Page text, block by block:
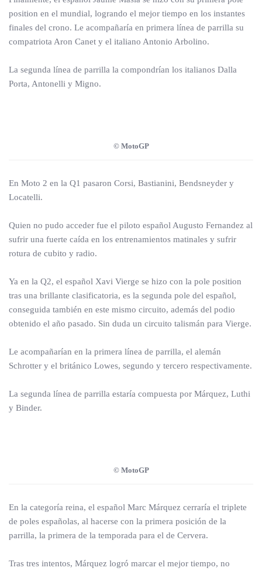
position en el mundial, logrando el mejor tiempo en los instantes
finales del crono. Le acompañaría en primera línea de parrilla su
compatriota Aron Canet y el italiano Antonio Arbolino.
La segunda línea de parrilla la compondrían los italianos Dalla
Porta, Antonelli y Migno.
© MotoGP
En Moto 2 en la Q1 pasaron Corsi, Bastianini, Bendsneyder y
Locatelli.
Quien no pudo acceder fue el piloto español Augusto Fernandez al
sufrir una fuerte caída en los entrenamientos matinales y sufrir
rotura de cubito y radio.
Ya en la Q2, el español Xavi Vierge se hizo con la pole position
tras una brillante clasificatoria, es la segunda pole del español,
conseguida también en este mismo circuito, además del podio
obtenido el año pasado. Sin duda un circuito talismán para Vierge.
Le acompañarían en la primera línea de parrilla, el alemán
Schrotter y el británico Lowes, segundo y tercero respectivamente.
La segunda línea de parrilla estaría compuesta por Márquez, Luthi
y Binder.
© MotoGP
En la categoría reina, el español Marc Márquez cerraría el triplete
de poles españolas, al hacerse con la primera posición de la
parrilla, la primera de la temporada para el de Cervera.
Tras tres intentos, Márquez logró marcar el mejor tiempo, no